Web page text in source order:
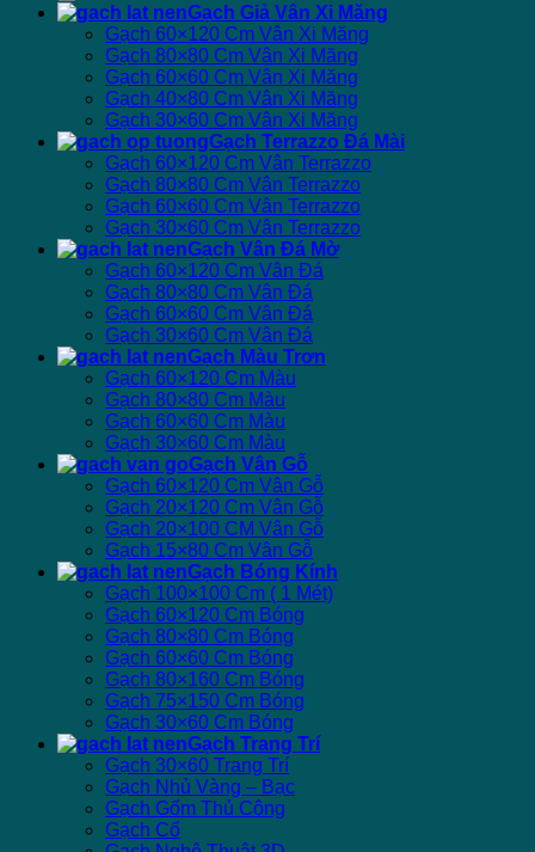
Gạch Giả Vân Xi Măng
Gạch 60×120 Cm Vân Xi Măng
Gạch 80×80 Cm Vân Xi Măng
Gạch 60×60 Cm Vân Xi Măng
Gạch 40×80 Cm Vân Xi Măng
Gạch 30×60 Cm Vân Xi Măng
Gạch Terrazzo Đá Mài
Gạch 60×120 Cm Vân Terrazzo
Gạch 80×80 Cm Vân Terrazzo
Gạch 60×60 Cm Vân Terrazzo
Gạch 30×60 Cm Vân Terrazzo
Gạch Vân Đá Mờ
Gạch 60×120 Cm Vân Đá
Gạch 80×80 Cm Vân Đá
Gạch 60×60 Cm Vân Đá
Gạch 30×60 Cm Vân Đá
Gạch Màu Trơn
Gạch 60×120 Cm Màu
Gạch 80×80 Cm Màu
Gạch 60×60 Cm Màu
Gạch 30×60 Cm Màu
Gạch Vân Gỗ
Gạch 60×120 Cm Vân Gỗ
Gạch 20×120 Cm Vân Gỗ
Gạch 20×100 CM Vân Gỗ
Gạch 15×80 Cm Vân Gỗ
Gạch Bóng Kính
Gạch 100×100 Cm ( 1 Mét)
Gạch 60×120 Cm Bóng
Gạch 80×80 Cm Bóng
Gạch 60×60 Cm Bóng
Gạch 80×160 Cm Bóng
Gạch 75×150 Cm Bóng
Gạch 30×60 Cm Bóng
Gạch Trang Trí
Gạch 30×60 Trang Trí
Gạch Nhủ Vàng – Bạc
Gạch Gốm Thủ Công
Gạch Cổ